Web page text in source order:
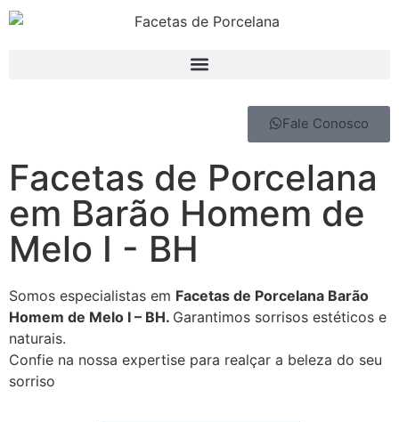
Fale Conosco
Facetas de Porcelana
em Barão Homem de
Melo I - BH
Somos especialistas em Facetas de Porcelana Barão
Homem de Melo I – BH. Garantimos sorrisos estéticos e
naturais.
Confie na nossa expertise para realçar a beleza do seu
sorriso